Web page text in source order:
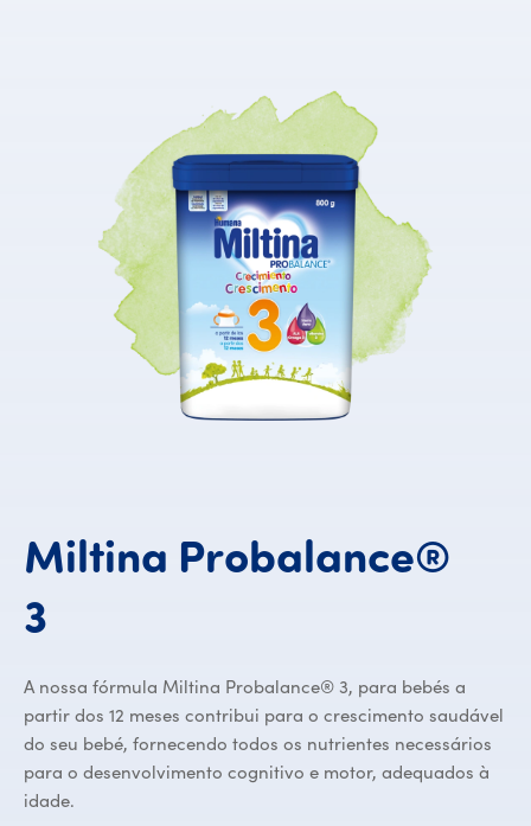
Miltina Probalance®
3
A nossa fórmula Miltina Probalance® 3, para bebés a
partir dos 12 meses contribui para o crescimento saudável
do seu bebé, fornecendo todos os nutrientes necessários
para o desenvolvimento cognitivo e motor, adequados à
idade.